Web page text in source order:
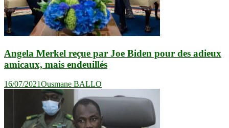
Angela Merkel reçue par Joe Biden pour des adieux
amicaux, mais endeuillés
16/07/2021Ousmane BALLO